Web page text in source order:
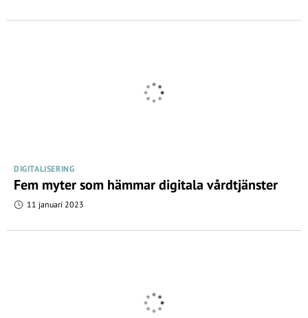
DIGITALISERING
Fem myter som hämmar digitala vårdtjänster
11 januari 2023